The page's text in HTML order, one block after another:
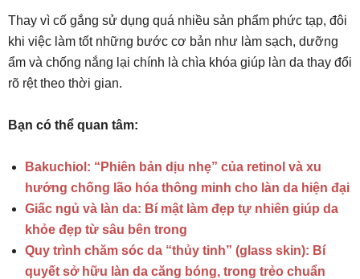
Thay vì cố gắng sử dụng quá nhiều sản phẩm phức tạp, đôi
khi việc làm tốt những bước cơ bản như làm sạch, dưỡng
ẩm và chống nắng lại chính là chìa khóa giúp làn da thay đổi
rõ rệt theo thời gian.
Bạn có thể quan tâm:
Bakuchiol: “Phiên bản dịu nhẹ” của retinol và xu
hướng chống lão hóa thông minh cho làn da hiện đại
Giấc ngủ và làn da: Bí mật làm đẹp tự nhiên giúp da
khỏe đẹp từ sâu bên trong
Quy trình chăm sóc da “thủy tinh” (glass skin): Bí
quyết sở hữu làn da căng bóng, trong trẻo chuẩn